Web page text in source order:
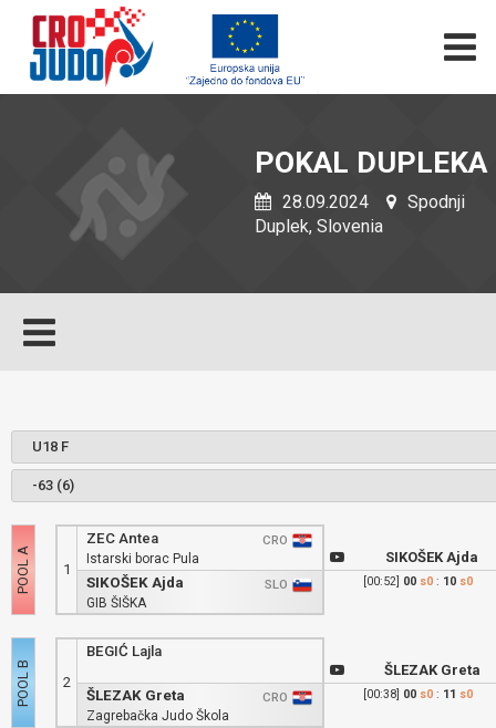
POKAL DUPLEKA
28.09.2024
Spodnji
Duplek, Slovenia
1
ZEC Antea
CRO
Istarski borac Pula
SIKOŠEK Ajda
SLO
GIB ŠIŠKA
2
BEGIĆ Lajla
ŠLEZAK Greta
CRO
Zagrebačka Judo Škola
SIKOŠEK Ajda
[00:52] 00 s0: 10 s0
ŠLEZAK Greta
[00:38] 00 s0: 11 s0